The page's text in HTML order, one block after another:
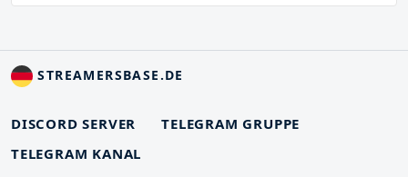
STREAMERSBASE.DE
DISCORD SERVER
TELEGRAM GRUPPE
TELEGRAM KANAL